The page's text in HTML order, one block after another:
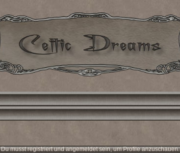
Du musst registriert und angemeldet sein, um Profile anzuschauen.